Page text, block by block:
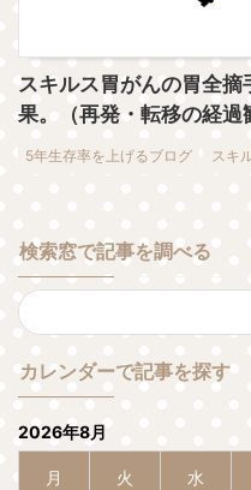
スキルス胃がんの胃全
果。（再発・転移の経過
5年生存率を上げるブログ スキ
検索窓で記事を調べる
カレンダーで記事を探す
2026年8月
月 火 水